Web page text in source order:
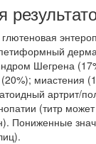
Шегрена
миастения
артрит/
(титр
Пониженные